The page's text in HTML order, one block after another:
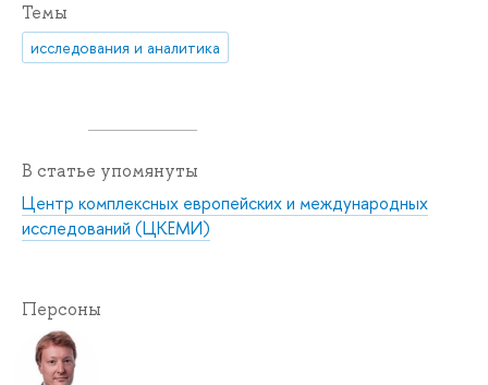
Темы
исследования и аналитика
В статье упомянуты
Центр комплексных европейских и международных
исследований (ЦКЕМИ)
Персоны